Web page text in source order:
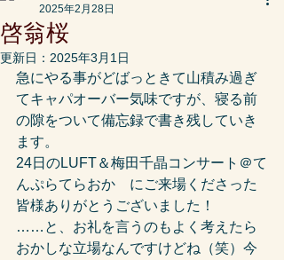
啓翁桜
2025年2月28日
更新日： 2025年3月1日
急にやる事がどばっときて山積み過ぎ
てキャパオーバー気味ですが、寝る前
の隙をついて備忘録で書き残していき
ます。
24日のLUFT＆梅田千晶コンサート＠て
んぷらてらおか　にご来場くださった
皆様ありがとうございました！
……と、お礼を言うのもよく考えたら
おかしな立場なんですけどね（笑）今